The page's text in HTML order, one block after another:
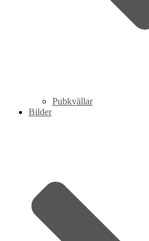
Pubkvällar
Bilder